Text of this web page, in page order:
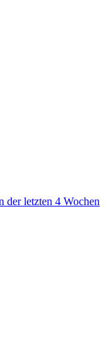
der letzten 4 Wochen